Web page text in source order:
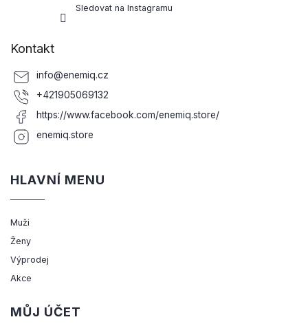
Sledovat na Instagramu
Kontakt
info@enemiq.cz
+421905069132
https://www.facebook.com/enemiq.store/
enemiq.store
HLAVNÍ MENU
Muži
Ženy
Výprodej
Akce
MŮJ ÚČET